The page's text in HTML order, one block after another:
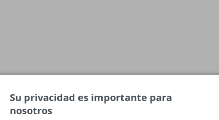
Su privacidad es importante para
nosotros